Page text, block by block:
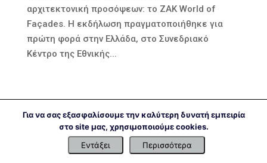
αρχιτεκτονική προσόψεων: το ZAK World of
Façades. Η εκδήλωση πραγματοποιήθηκε για
πρώτη φορά στην Ελλάδα, στο Συνεδριακό
Κέντρο της Εθνικής...
Για να σας εξασφαλίσουμε την καλύτερη δυνατή εμπειρία
στο site μας, χρησιμοποιούμε cookies.
Εντάξει
Περισσότερα